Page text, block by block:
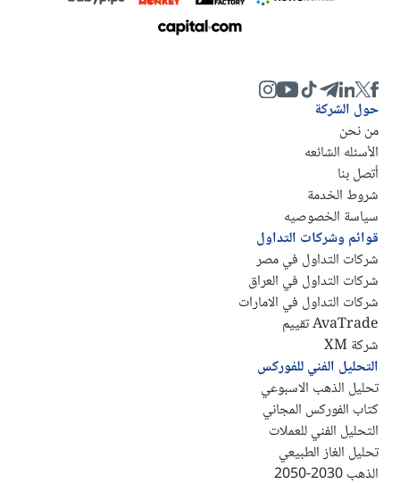
حول الشركة
من نحن
الأسئله الشائعه
أتصل بنا
شروط الخدمة
سياسة الخصوصيه
قوائم وشركات التداول
شركات التداول في مصر
شركات التداول في العراق
شركات التداول في الامارات
AvaTrade تقييم
شركة XM
التحليل الفني للفوركس
تحليل الذهب الاسبوعي
كتاب الفوركس المجاني
التحليل الفني للعملات
تحليل الغاز الطبيعي
الذهب 2030-2050